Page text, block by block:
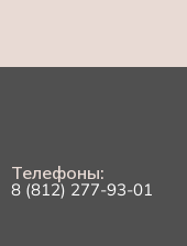
Телефоны:
8 (812) 277-93-01